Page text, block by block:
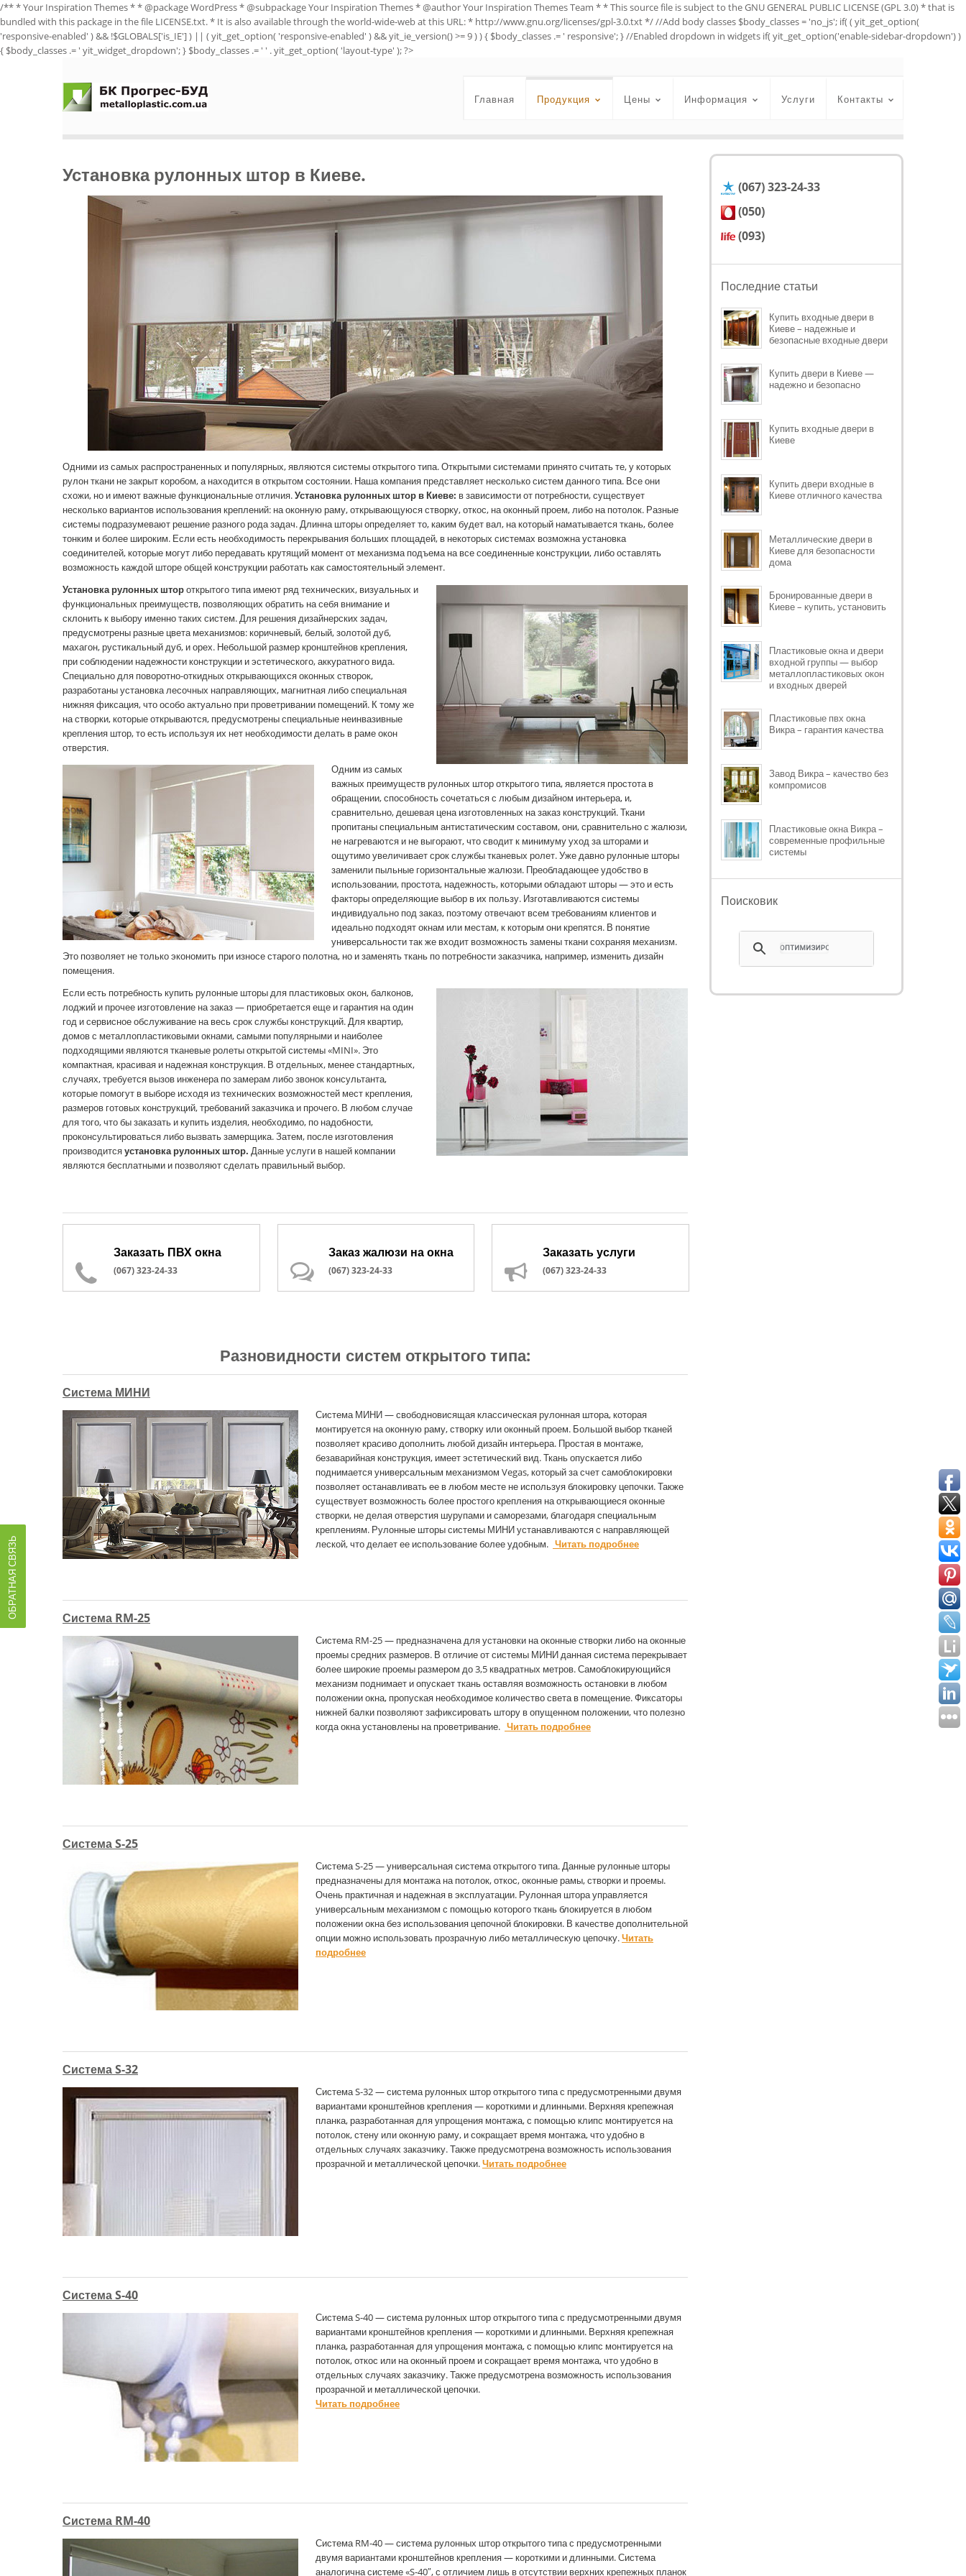
/** * Your Inspiration Themes * * @package WordPress * @subpackage Your Inspiration Themes * @author Your Inspiration Themes Team * * This source file is subject to the GNU GENERAL PUBLIC LICENSE (GPL 3.0) * that is
bundled with this package in the file LICENSE.txt. * It is also available through the world-wide-web at this URL: * http://www.gnu.org/licenses/gpl-3.0.txt */ //Add body classes $body_classes = 'no_js'; if( ( yit_get_option(
'responsive-enabled' ) && !$GLOBALS['is_IE'] ) || ( yit_get_option( 'responsive-enabled' ) && yit_ie_version() >= 9 ) ) { $body_classes .= ' responsive'; } //Enabled dropdown in widgets if( yit_get_option('enable-sidebar-dropdown') )
{ $body_classes .= ' yit_widget_dropdown'; } $body_classes .= ' ' . yit_get_option( 'layout-type' ); ?>
Главная Продукция Цены Информация Услуги Контакты
Установка рулонных штор в Киеве.
Одними из самых распространенных и популярных, являются системы открытого типа. Открытыми системами принято считать те, у которых
рулон ткани не закрыт коробом, а находится в открытом состоянии. Наша компания представляет несколько систем данного типа. Все они
схожи, но и имеют важные функциональные отличия.Установка рулонных штор в Киеве: в зависимости от потребности, существует
несколько вариантов использования креплений: на оконную раму, открывающуюся створку, откос, на оконный проем, либо на потолок. Разные
системы подразумевают решение разного рода задач. Длинна шторы определяет то, каким будет вал, на который наматывается ткань, более
тонким и более широким. Если есть необходимость перекрывания больших площадей, в некоторых системах возможна установка
соединителей, которые могут либо передавать крутящий момент от механизма подъема на все соединенные конструкции, либо оставлять
возможность каждой шторе общей конструкции работать как самостоятельный элемент.
Установка рулонных штороткрытого типа имеют ряд технических, визуальных и
функциональных преимуществ, позволяющих обратить на себя внимание и
склонить к выбору именно таких систем. Для решения дизайнерских задач,
предусмотрены разные цвета механизмов: коричневый, белый, золотой дуб,
махагон, рустикальный дуб, и орех. Небольшой размер кронштейнов крепления,
при соблюдении надежности конструкции и эстетического, аккуратного вида.
Специально для поворотно-откидных открывающихся оконных створок,
разработаны установка лесочных направляющих, магнитная либо специальная
нижняя фиксация, что особо актуально при проветривании помещений. К тому же
на створки, которые открываются, предусмотрены специальные неинвазивные
крепления штор, то есть используя их нет необходимости делать в раме окон
отверстия.
Одним из самых
важных преимуществ рулонных штор открытого типа, является простота в
обращении, способность сочетаться с любым дизайном интерьера, и,
сравнительно, дешевая цена изготовленных на заказ конструкций. Ткани
пропитаны специальным антистатическим составом, они, сравнительно с жалюзи,
не нагреваются и не выгорают, что сводит к минимуму уход за шторами и
ощутимо увеличивает срок службы тканевых ролет. Уже давно рулонные шторы
заменили пыльные горизонтальные жалюзи. Преобладающее удобство в
использовании, простота, надежность, которыми обладают шторы — это и есть
факторы определяющие выбор в их пользу. Изготавливаются системы
индивидуально под заказ, поэтому отвечают всем требованиям клиентов и
идеально подходят окнам или местам, к которым они крепятся. В понятие
универсальности так же входит возможность замены ткани сохраняя механизм.
Это позволяет не только экономить при износе старого полотна, но и заменять ткань по потребности заказчика, например, изменить дизайн
помещения.
Если есть потребность купить рулонные шторы для пластиковых окон, балконов,
лоджий и прочее изготовление на заказ — приобретается еще и гарантия на один
год и сервисное обслуживание на весь срок службы конструкций. Для квартир,
домов с металлопластиковыми окнами, самыми популярными и наиболее
подходящими являются тканевые ролеты открытой системы «MINI». Это
компактная, красивая и надежная конструкция. В отдельных, менее стандартных,
случаях, требуется вызов инженера по замерам либо звонок консультанта,
которые помогут в выборе исходя из технических возможностей мест крепления,
размеров готовых конструкций, требований заказчика и прочего. В любом случае
для того, что бы заказать и купить изделия, необходимо, по надобности,
проконсультироваться либо вызвать замерщика. Затем, после изготовления
производитсяустановка рулонных штор. Данные услуги в нашей компании
являются бесплатными и позволяют сделать правильный выбор.
Заказать ПВХ окна
(067) 323-24-33
Заказ жалюзи на окна
(067) 323-24-33
Заказать услуги
(067) 323-24-33
Разновидности систем открытого типа:
Система МИНИ
Система МИНИ — свободновисящая классическая рулонная штора, которая
монтируется на оконную раму, створку или оконный проем. Большой выбор тканей
позволяет красиво дополнить любой дизайн интерьера. Простая в монтаже,
безаварийная конструкция, имеет эстетический вид. Ткань опускается либо
поднимается универсальным механизмом Vegas, который за счет самоблокировки
позволяет останавливать ее в любом месте не используя блокировку цепочки. Также
существует возможность более простого крепления на открывающиеся оконные
створки, не делая отверстия шурупами и саморезами, благодаря специальным
креплениям. Рулонные шторы системы МИНИ устанавливаются с направляющей
леской, что делает ее использование более удобным. Читать подробнее
Система RM-25
Система RM-25 — предназначена для установки на оконные створки либо на оконные
проемы средних размеров. В отличие от системы МИНИ данная система перекрывает
более широкие проемы размером до 3,5 квадратных метров. Самоблокирующийся
механизм поднимает и опускает ткань оставляя возможность остановки в любом
положении окна, пропуская необходимое количество света в помещение. Фиксаторы
нижней балки позволяют зафиксировать штору в опущенном положении, что полезно
когда окна установлены на проветривание. Читать подробнее
Система S-25
Система S-25 — универсальная система открытого типа. Данные рулонные шторы
предназначены для монтажа на потолок, откос, оконные рамы, створки и проемы.
Очень практичная и надежная в эксплуатации. Рулонная штора управляется
универсальным механизмом с помощью которого ткань блокируется в любом
положении окна без использования цепочной блокировки. В качестве дополнительной
опции можно использовать прозрачную либо металлическую цепочку.Читать
подробнее
Система S-32
Система S-32 — система рулонных штор открытого типа с предусмотренными двумя
вариантами кронштейнов крепления — короткими и длинными. Верхняя крепежная
планка, разработанная для упрощения монтажа, с помощью клипс монтируется на
потолок, стену или оконную раму, и сокращает время монтажа, что удобно в
отдельных случаях заказчику. Также предусмотрена возможность использования
прозрачной и металлической цепочки.Читать подробнее
Система S-40
Система S-40 — система рулонных штор открытого типа с предусмотренными двумя
вариантами кронштейнов крепления — короткими и длинными. Верхняя крепежная
планка, разработанная для упрощения монтажа, с помощью клипс монтируется на
потолок, откос или на оконный проем и сокращает время монтажа, что удобно в
отдельных случаях заказчику. Также предусмотрена возможность использования
прозрачной и металлической цепочки.
Читать подробнее
Система RM-40
Система RM-40 — система рулонных штор открытого типа с предусмотренными
двумя вариантами кронштейнов крепления — короткими и длинными. Система
аналогична системе «S-40″, с отличием лишь в отсутствии верхних крепежных планок
(067) 323-24-33
(050)
(093)
Последние статьи
Купить входные двери в
Киеве – надежные и
безопасные входные двери
Купить двери в Киеве —
надежно и безопасно
Купить входные двери в
Киеве
Купить двери входные в
Киеве отличного качества
Металлические двери в
Киеве для безопасности
дома
Бронированные двери в
Киеве – купить, установить
Пластиковые окна и двери
входной группы — выбор
металлопластиковых окон
и входных дверей
Пластиковые пвх окна
Викра – гарантия качества
Завод Викра – качество без
компромисов
Пластиковые окна Викра –
современные профильные
системы
Поисковик
ОБРАТНАЯ СВЯЗЬ